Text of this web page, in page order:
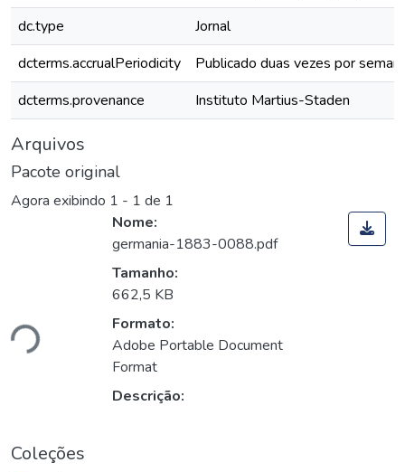
dc.type
Jornal
dcterms.accrualPeriodicity
Publicado duas vezes por
dcterms.provenance
Instituto Martius-Staden
Arquivos
Pacote original
Agora exibindo 1 - 1 de 1
Nome:
germania-1883-0088.pdf
Tamanho:
662,5 KB
Formato:
Adobe Portable Document
Format
Descrição:
Coleções